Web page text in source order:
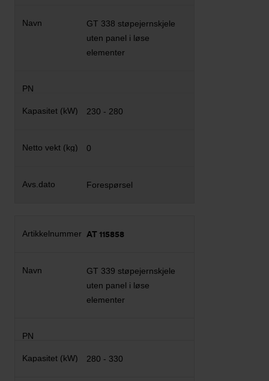
GT 338 støpejernskjele
uten panel i løse
elementer
230 - 280
0
Forespørsel
AT 115858
GT 339 støpejernskjele
uten panel i løse
elementer
280 - 330